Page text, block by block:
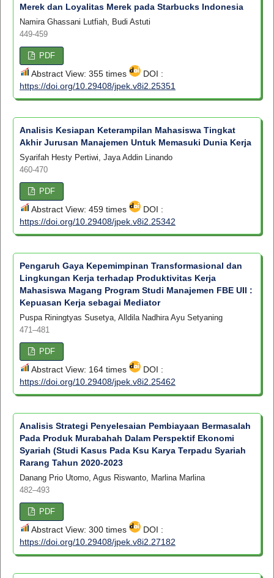
Merek dan Loyalitas Merek pada Starbucks Indonesia
Namira Ghassani Lutfiah, Budi Astuti
449-459
PDF
Abstract View: 355 times
DOI :
https://doi.org/10.29408/jpek.v8i2.25351
Analisis Kesiapan Keterampilan Mahasiswa Tingkat
Akhir Jurusan Manajemen Untuk Memasuki Dunia Kerja
Syarifah Hesty Pertiwi, Jaya Addin Linando
460-470
PDF
Abstract View: 459 times
DOI :
https://doi.org/10.29408/jpek.v8i2.25342
Pengaruh Gaya Kepemimpinan Transformasional dan
Lingkungan Kerja terhadap Produktivitas Kerja
Mahasiswa Magang Program Studi Manajemen FBE UII :
Kepuasan Kerja sebagai Mediator
Puspa Riningtyas Susetya, Alldila Nadhira Ayu Setyaning
471–481
PDF
Abstract View: 164 times
DOI :
https://doi.org/10.29408/jpek.v8i2.25462
Analisis Strategi Penyelesaian Pembiayaan Bermasalah
Pada Produk Murabahah Dalam Perspektif Ekonomi
Syariah (Studi Kasus Pada Ksu Karya Terpadu Syariah
Rarang Tahun 2020-2023
Danang Prio Utomo, Agus Riswanto, Marlina Marlina
482–493
PDF
Abstract View: 300 times
DOI :
https://doi.org/10.29408/jpek.v8i2.27182